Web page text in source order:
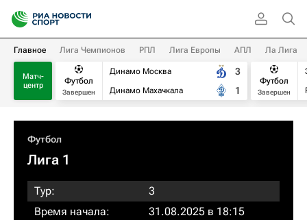
Главное Лига Чемпионов РПЛ Лига Европы АПЛ Ла Лига
Матч-
центр
Футбол
Завершен
Динамо Москва
Динамо Махачкала
3
1
Футбол
Завершен
Футбол
Лига 1
Тур:
3
Время начала:
31.08.2025 в 18:15